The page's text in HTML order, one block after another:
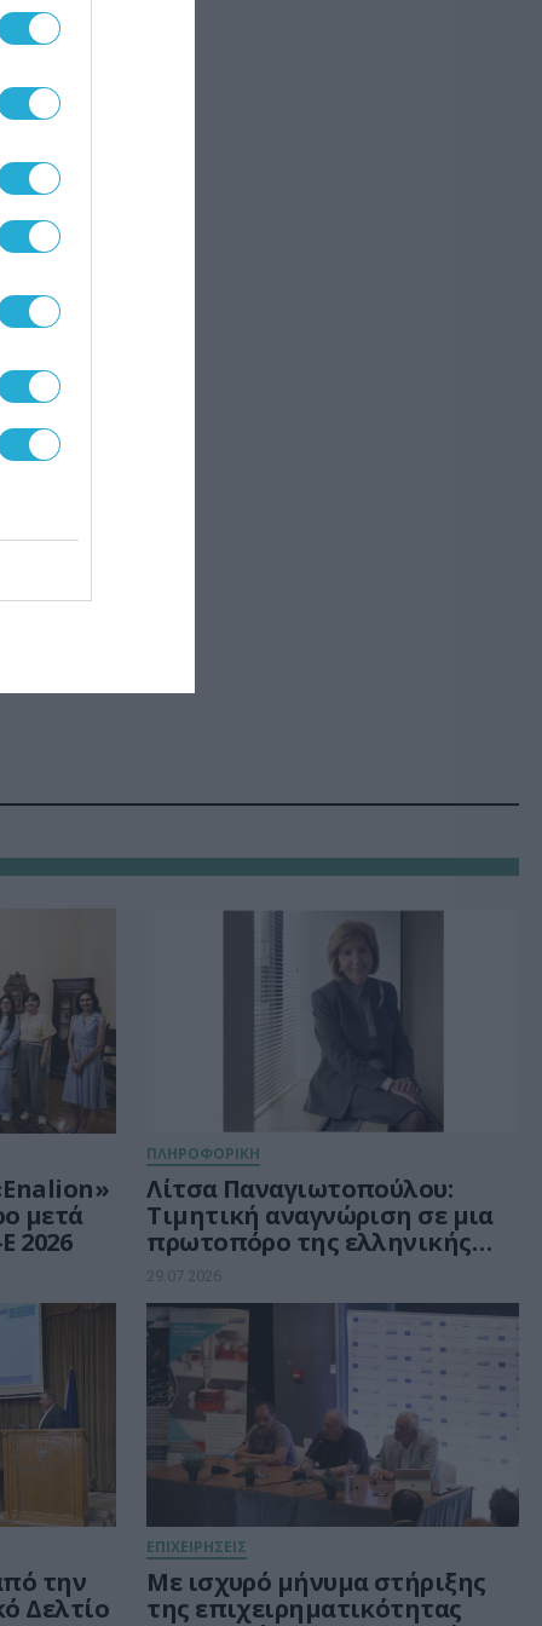
μετά
2026
ΠΛΗΡΟΦΟΡΙΚΗ
Λίτσα Παναγιωτοπούλου:
Τιμητική αναγνώριση σε μια
πρωτοπόρο της ελληνικής
Πληροφορικής
29.07.2026
την
Δελτίο
ΕΠΙΧΕΙΡΗΣΕΙΣ
Με ισχυρό μήνυμα στήριξης
της επιχειρηματικότητας